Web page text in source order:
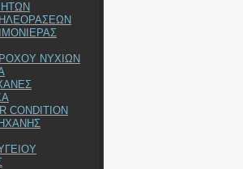
ΝΥΧΙΩΝ
CONDITION